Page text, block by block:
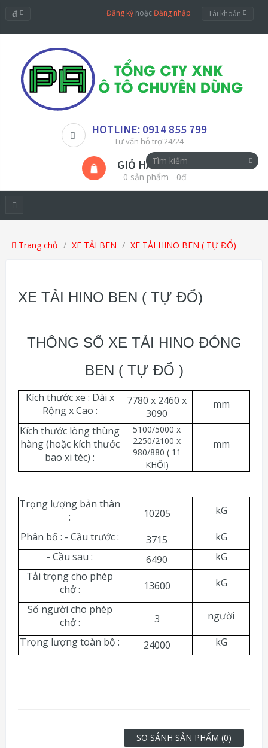
đ Đăng ký hoặcĐăng nhập Tài khoản
HOTLINE: 0914 855 799
Tư vấn hỗ trợ 24/24
GIỎ HÀNG
0 sản phẩm - 0đ
Trang chủ XE TẢI BEN XE TẢI HINO BEN ( TỰ ĐỔ)
XE TẢI HINO BEN ( TỰ ĐỔ)
THÔNG SỐ XE TẢI HINO ĐÓNG
BEN ( TỰ ĐỔ )
Kích thước xe : Dài x
Rộng x Cao :
7780 x 2460 x
3090
mm
Kích thước lòng thùng
hàng (hoặc kích thước
bao xi téc) :
5100/5000 x
2250/2100 x
980/880 ( 11
KHỐI)
mm
Trọng lượng bản thân
:
10205
kG
Phân bố : - Cầu trước :
3715
kG
- Cầu sau :
6490
kG
Tải trọng cho phép
chở :
13600
kG
Số người cho phép
chở :
3
người
Trọng lượng toàn bộ :
24000 kG
SO SÁNH SẢN PHẨM (0)